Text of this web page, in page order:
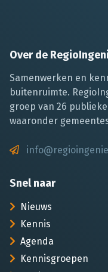
Over de
Samenwerken en
buitenruimte.
groep van 26
waaronder
Snel naar
Nieuws
Kennis
Agenda
Kennisgroepen